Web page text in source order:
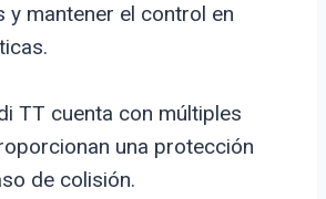
y mantener el control en
TT cuenta con múltiples
una protección
de colisión.